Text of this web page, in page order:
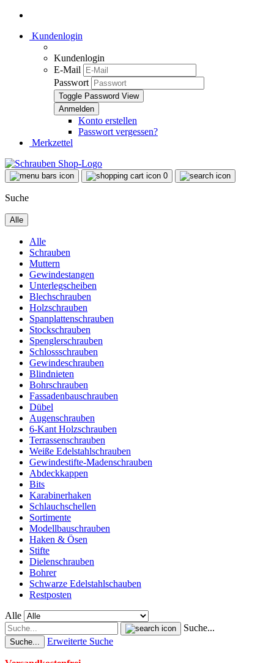
Kundenlogin
Kundenlogin
E-Mail
Passwort
Toggle Password View
Konto erstellen
Passwort vergessen?
Merkzettel
0
Suche
Alle
Alle
Schrauben
Muttern
Gewindestangen
Unterlegscheiben
Blechschrauben
Holzschrauben
Spanplattenschrauben
Stockschrauben
Spenglerschrauben
Schlossschrauben
Gewindeschrauben
Blindnieten
Bohrschrauben
Fassadenbauschrauben
Dübel
Augenschrauben
6-Kant Holzschrauben
Terrassenschrauben
Weiße Edelstahlschrauben
Gewindestifte-Madenschrauben
Abdeckkappen
Bits
Karabinerhaken
Schlauchschellen
Sortimente
Modellbauschrauben
Haken & Ösen
Stifte
Dielenschrauben
Bohrer
Schwarze Edelstahlschauben
Restposten
Alle
Suche...
Suche... Erweiterte Suche